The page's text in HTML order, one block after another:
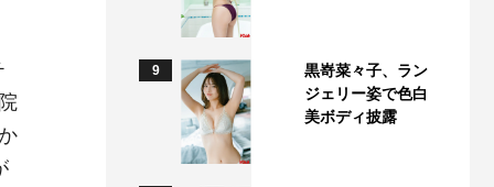
9
黒嵜菜々子、ラン
ジェリー姿で色白
美ボディ披露